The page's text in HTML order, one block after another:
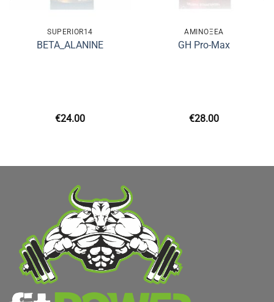
SUPERIOR14
BETA_ALANINE
€24.00
ΑΜΙΝΟΞΈΑ
GH Pro-Max
€28.00